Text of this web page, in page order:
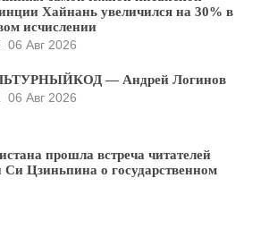
Хайнань увеличился на 30% в
исчислении
06 Авг 2026
— Андрей Логинов
06 Авг 2026
прошла встреча читателей
Си Цзиньпина о государственном